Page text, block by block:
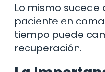
Lo mismo
paciente en
tiempo puede
recuperación.